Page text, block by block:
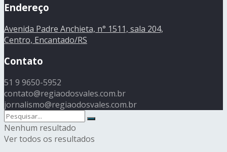
Endereço
Avenida Padre Anchieta, n° 1511, sala 204,
Centro, Encantado/RS
Contato
51 9 9650-5952
contato@regiaodosvales.com.br
jornalismo@regiaodosvales.com.br
Nenhum resultado
Ver todos os resultados